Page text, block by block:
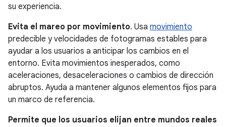
su experiencia.
Evita el mareo por movimiento. Usa movimiento
predecible y velocidades de fotogramas estables para
ayudar a los usuarios a anticipar los cambios en el
entorno. Evita movimientos inesperados, como
aceleraciones, desaceleraciones o cambios de dirección
abruptos. Ayuda a mantener algunos elementos fijos para
un marco de referencia.
Permite que los usuarios elijan entre mundos reales